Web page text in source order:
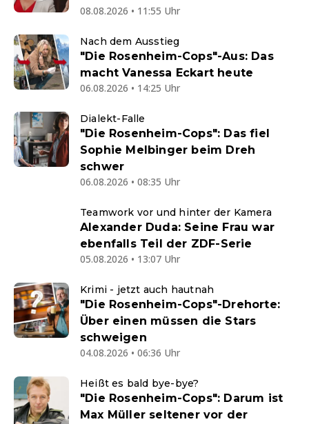
08.08.2026 • 11:55 Uhr
Nach dem Ausstieg
"Die Rosenheim-Cops"-Aus: Das
macht Vanessa Eckart heute
06.08.2026 • 14:25 Uhr
Dialekt-Falle
"Die Rosenheim-Cops": Das fiel
Sophie Melbinger beim Dreh
schwer
06.08.2026 • 08:35 Uhr
Teamwork vor und hinter der Kamera
Alexander Duda: Seine Frau war
ebenfalls Teil der ZDF-Serie
05.08.2026 • 13:07 Uhr
Krimi - jetzt auch hautnah
"Die Rosenheim-Cops"-Drehorte:
Über einen müssen die Stars
schweigen
04.08.2026 • 06:36 Uhr
Heißt es bald bye-bye?
"Die Rosenheim-Cops": Darum ist
Max Müller seltener vor der